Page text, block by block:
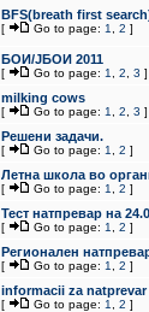
BFS(breath first
[ Go to page: 1 2 ]
БОИ/ЈБОИ 2011
[ Go to page: 1 2 3 ]
milking cows
[ Go to page: 1 2 3 ]
Решени задачи.
[ Go to page: 1 2 ]
Летна школа во
[ Go to page: 1 2 ]
Тест натпревар на
[ Go to page: 1 2 ]
Регионален
[ Go to page: 1 2 ]
informacii za natprevar
[ Go to page: 1 2 ]